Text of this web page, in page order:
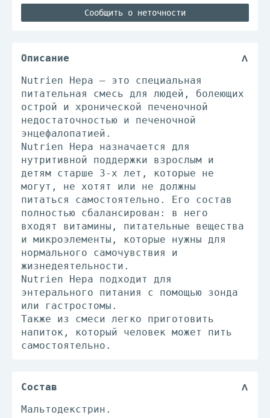
Сообщить о неточности
Описание
Nutrien Hepa – это специальная
питательная смесь для людей, болеющих
острой и хронической печеночной
недостаточностью и печеночной
энцефалопатией.
Nutrien Hepa назначается для
нутритивной поддержки взрослым и
детям старше 3-х лет, которые не
могут, не хотят или не должны
питаться самостоятельно. Его состав
полностью сбалансирован: в него
входят витамины, питательные вещества
и микроэлементы, которые нужны для
нормального самочувствия и
жизнедеятельности.
Nutrien Hepa подходит для
энтерального питания с помощью зонда
или гастростомы.
Также из смеси легко приготовить
напиток, который человек может пить
самостоятельно.
Состав
Мальтодекстрин.